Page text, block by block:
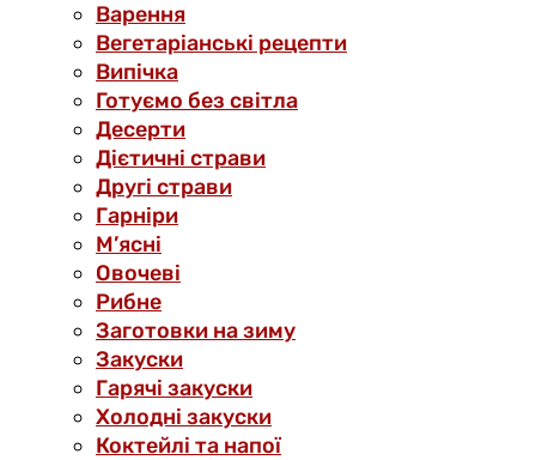
Варення
Вегетаріанські рецепти
Випічка
Готуємо без світла
Десерти
Дієтичні страви
Другі страви
Гарніри
М’ясні
Овочеві
Рибне
Заготовки на зиму
Закуски
Гарячі закуски
Холодні закуски
Коктейлі та напої